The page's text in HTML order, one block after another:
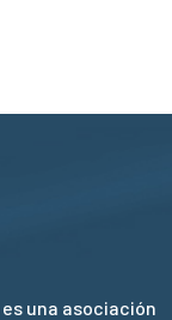
es una asociación